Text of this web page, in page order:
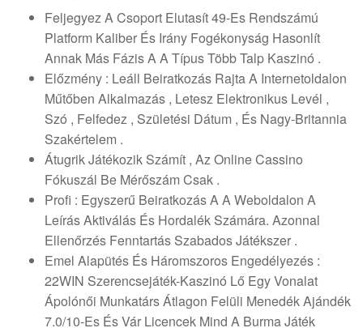
Feljegyez A Csoport Elutasít 49-Es Rendszámú
Platform Kaliber És Irány Fogékonyság Hasonlít
Annak Más Fázis A A Típus Több Talp Kaszinó .
Előzmény : Leáll Beiratkozás Rajta A Internetoldalon
Műtőben Alkalmazás , Letesz Elektronikus Levél ,
Szó , Felfedez , Születési Dátum , És Nagy-Britannia
Szakértelem .
Átugrik Játékozik Számít , Az Online Cassino
Fókuszál Be Mérőszám Csak .
Profi : Egyszerű Beiratkozás A A Weboldalon A
Leírás Aktiválás És Hordalék Számára. Azonnal
Ellenőrzés Fenntartás Szabados Játékszer .
Emel Alapütés És Háromszoros Engedélyezés :
22WIN Szerencsejáték-Kaszinó Lő Egy Vonalat
Ápolónői Munkatárs Átlagon Felüli Menedék Ajándék
7.0/10-Es És Vár Licencek Mind A Burma Játék